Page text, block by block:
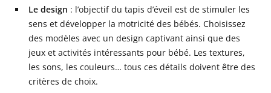
Le design : l’objectif du tapis d’éveil est de stimuler les
sens et développer la motricité des bébés. Choisissez
des modèles avec un design captivant ainsi que des
jeux et activités intéressants pour bébé. Les textures,
les sons, les couleurs… tous ces détails doivent être des
critères de choix.